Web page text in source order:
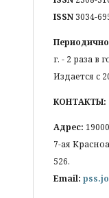
ISSN3034-
г. - 2 раза в
Издается с
КОНТАКТЫ:
Адрес:
7-ая
526.
Email: